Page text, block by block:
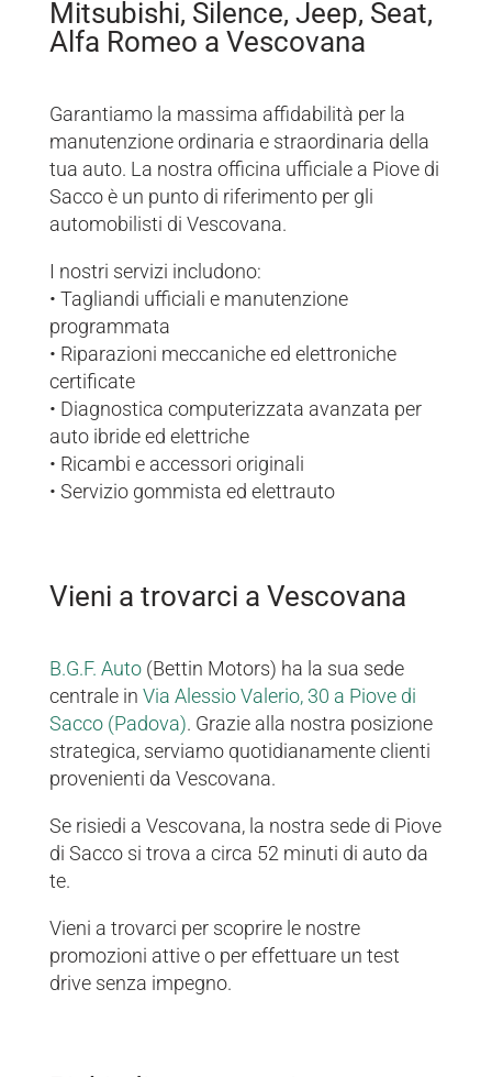
Mitsubishi, Silence, Jeep, Seat,
Alfa Romeo a Vescovana
Garantiamo la massima affidabilità per la
manutenzione ordinaria e straordinaria della
tua auto. La nostra officina ufficiale a Piove di
Sacco è un punto di riferimento per gli
automobilisti di Vescovana.
I nostri servizi includono:
• Tagliandi ufficiali e manutenzione
programmata
• Riparazioni meccaniche ed elettroniche
certificate
• Diagnostica computerizzata avanzata per
auto ibride ed elettriche
• Ricambi e accessori originali
• Servizio gommista ed elettrauto
Vieni a trovarci a Vescovana
B.G.F. Auto(Bettin Motors) ha la sua sede
centrale in Via Alessio Valerio, 30 a Piove di
Sacco (Padova). Grazie alla nostra posizione
strategica, serviamo quotidianamente clienti
provenienti da Vescovana.
Se risiedi a Vescovana, la nostra sede di Piove
di Sacco si trova a circa 52 minuti di auto da
te.
Vieni a trovarci per scoprire le nostre
promozioni attive o per effettuare un test
drive senza impegno.